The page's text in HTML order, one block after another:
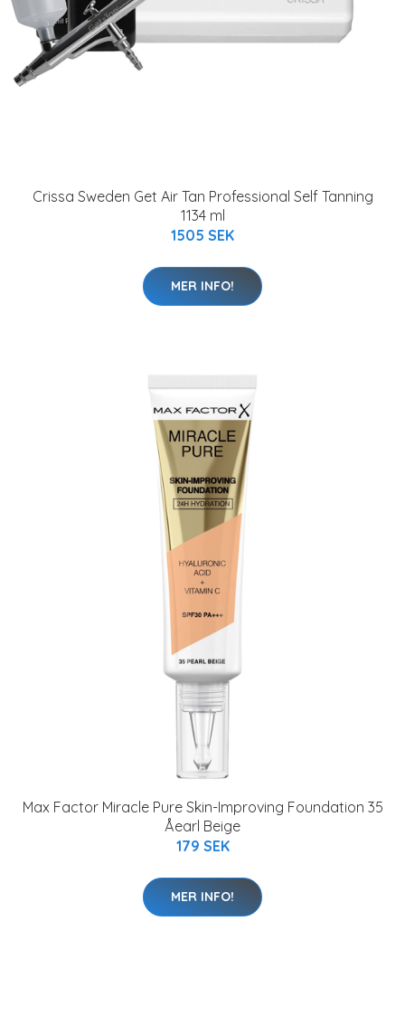
Crissa Sweden Get Air Tan Professional Self Tanning
1134 ml
1505 SEK
MER INFO!
Max Factor Miracle Pure Skin-Improving Foundation 35
Åearl Beige
179 SEK
MER INFO!